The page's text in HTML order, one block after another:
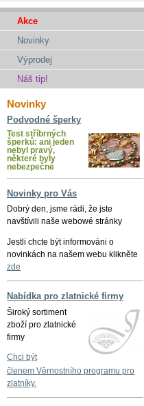
Akce
Novinky
Výprodej
Náš tip!
Novinky
Podvodné šperky
Test stříbrných
šperků: ani jeden
nebyl pravý,
některé byly
nebezpečné
Novinky pro Vás
Dobrý den, jsme rádi, že jste
navštívili naše webowé stránky
Jestli chcte být informováni o
novinkách na našem webu klikněte
zde
Nabídka pro zlatnické firmy
Široký sortiment
zboží pro zlatnické
firmy
Chci být
členem Věrnostního programu pro
zlatníky.